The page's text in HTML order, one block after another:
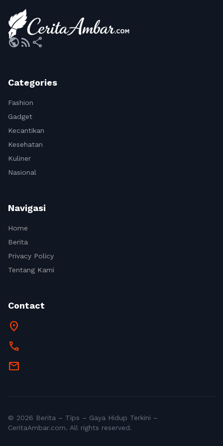
publicrss_feed share
Categories
Fashion
Gadget
Kecantikan
Kesehatan
Kuliner
Nasional
Navigasi
Home
Berita
Privacy Policy
Tentang Kami
Contact
location_on
call
mail
© 2026 Berita – Tips – Gaya Hidup Terkini –
CeritaAmbar.com. All rights reserved.